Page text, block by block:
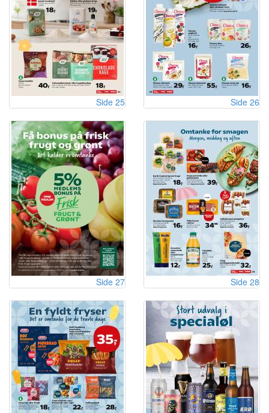
Side 25 Side 26
Side 27 Side 28